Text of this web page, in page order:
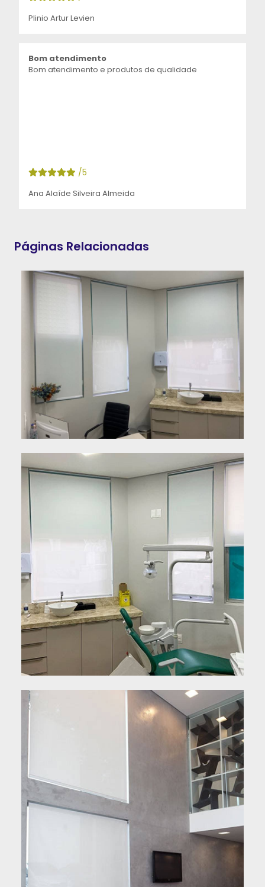
Plinio Artur Levien
Bom atendimento
Bom atendimento e produtos de qualidade
/5
Ana Alaíde Silveira Almeida
Páginas Relacionadas